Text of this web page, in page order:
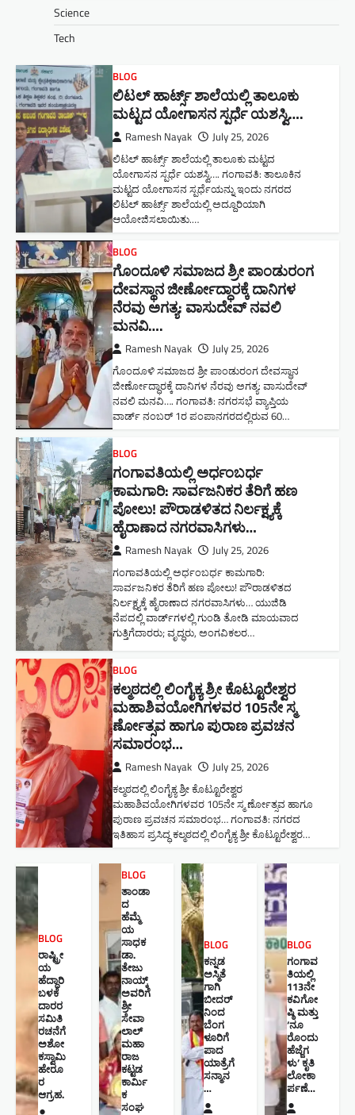
Science
Tech
BLOG
ಲಿಟಲ್ ಹಾರ್ಟ್ಸ್ ಶಾಲೆಯಲ್ಲಿ ತಾಲೂಕು
ಮಟ್ಟದ ಯೋಗಾಸನ ಸ್ಪರ್ಧೆ ಯಶಸ್ವಿ….
Ramesh Nayak July 25, 2026
ಲಿಟಲ್ ಹಾರ್ಟ್ಸ್ ಶಾಲೆಯಲ್ಲಿ ತಾಲೂಕು ಮಟ್ಟದ
ಯೋಗಾಸನ ಸ್ಪರ್ಧೆ ಯಶಸ್ವಿ…. ಗಂಗಾವತಿ: ತಾಲೂಕಿನ
ಮಟ್ಟದ ಯೋಗಾಸನ ಸ್ಪರ್ಧೆಯನ್ನು ಇಂದು ನಗರದ
ಲಿಟಲ್ ಹಾರ್ಟ್ಸ್ ಶಾಲೆಯಲ್ಲಿ ಅದ್ದೂರಿಯಾಗಿ
ಆಯೋಜಿಸಲಾಯಿತು.…
BLOG
ಗೊಂದೂಳಿ ಸಮಾಜದ ಶ್ರೀ ಪಾಂಡುರಂಗ
ದೇವಸ್ಥಾನ ಜೀರ್ಣೋದ್ಧಾರಕ್ಕೆ ದಾನಿಗಳ
ನೆರವು ಅಗತ್ಯ: ವಾಸುದೇವ್ ನವಲಿ
ಮನವಿ​….
Ramesh Nayak July 25, 2026
ಗೊಂದೂಳಿ ಸಮಾಜದ ಶ್ರೀ ಪಾಂಡುರಂಗ ದೇವಸ್ಥಾನ
ಜೀರ್ಣೋದ್ಧಾರಕ್ಕೆ ದಾನಿಗಳ ನೆರವು ಅಗತ್ಯ: ವಾಸುದೇವ್
ನವಲಿ ಮನವಿ​…. ಗಂಗಾವತಿ: ​ನಗರಸಭೆ ವ್ಯಾಪ್ತಿಯ
ವಾರ್ಡ್ ನಂಬರ್ 1ರ ಪಂಪಾನಗರದಲ್ಲಿರುವ 60…
BLOG
ಗಂಗಾವತಿಯಲ್ಲಿ ಅರ್ಧಂಬರ್ಧ
ಕಾಮಗಾರಿ: ಸಾರ್ವಜನಿಕರ ತೆರಿಗೆ ಹಣ
ಪೋಲು! ಪೌರಾಡಳಿತದ ನಿರ್ಲಕ್ಷ್ಯಕ್ಕೆ
ಹೈರಾಣಾದ ನಗರವಾಸಿಗಳು​…
Ramesh Nayak July 25, 2026
ಗಂಗಾವತಿಯಲ್ಲಿ ಅರ್ಧಂಬರ್ಧ ಕಾಮಗಾರಿ:
ಸಾರ್ವಜನಿಕರ ತೆರಿಗೆ ಹಣ ಪೋಲು! ಪೌರಾಡಳಿತದ
ನಿರ್ಲಕ್ಷ್ಯಕ್ಕೆ ಹೈರಾಣಾದ ನಗರವಾಸಿಗಳು​… ಯುಜಿಡಿ
ನೆಪದಲ್ಲಿ ವಾರ್ಡ್‌ಗಳಲ್ಲಿ ಗುಂಡಿ ತೋಡಿ ಮಾಯವಾದ
ಗುತ್ತಿಗೆದಾರರು; ವೃದ್ಧರು, ಅಂಗವಿಕಲರ…
BLOG
ಕಲ್ಮಠದಲ್ಲಿ ಲಿಂಗೈಕ್ಯ ಶ್ರೀ ಕೊಟ್ಟೂರೇಶ್ವರ
ಮಹಾಶಿವಯೋಗಿಗಳವರ 105ನೇ ಸ್ಮ
ರ್ಣೋತ್ಸವ ಹಾಗೂ ಪುರಾಣ ಪ್ರವಚನ
ಸಮಾರಂಭ​…
Ramesh Nayak July 25, 2026
ಕಲ್ಮಠದಲ್ಲಿ ಲಿಂಗೈಕ್ಯ ಶ್ರೀ ಕೊಟ್ಟೂರೇಶ್ವರ
ಮಹಾಶಿವಯೋಗಿಗಳವರ 105ನೇ ಸ್ಮ ರ್ಣೋತ್ಸವ ಹಾಗೂ
ಪುರಾಣ ಪ್ರವಚನ ಸಮಾರಂಭ​… ಗಂಗಾವತಿ: ನಗರದ
ಇತಿಹಾಸ ಪ್ರಸಿದ್ಧ ಕಲ್ಮಠದಲ್ಲಿ ಲಿಂಗೈಕ್ಯ ಶ್ರೀ ಕೊಟ್ಟೂರೇಶ್ವರ…
BLOG
ರಾಷ್ಟ್ರೀ
ಯ
ಹೆದ್ದಾರಿ
ಬಳಕೆ
ದಾರರ
ಸಮಿತಿ
ರಚನೆಗೆ
ಅಶೋ
ಕಸ್ವಾಮಿ
ಹೇರೂ
ರ
ಆಗ್ರಹ.
BLOG
ತಾಂಡಾ
ದ
ಹೆಮ್ಮೆ
ಯ
ಸಾಧಕ
ಡಾ.
ತೇಜು
ನಾಯ್ಕ್
ಅವರಿಗೆ
ಶ್ರೀ
ಸೇವಾ
ಲಾಲ್
ಮಹಾ
ರಾಜ
ಕಟ್ಟಡ
ಕಾರ್ಮಿ
ಕ
ಸಂಘ
BLOG
ಕನ್ನಡ
ಅಸ್ಮಿತೆ
ಗಾಗಿ
ಬೀದರ್
ನಿಂದ
ಬೆಂಗ
ಳೂರಿಗೆ
ಪಾದ
ಯಾತ್ರೆಗೆ
ಸನ್ಮಾನ
…
BLOG
ಗಂಗಾವ
ತಿಯಲ್ಲಿ
113ನೇ
ಕವಿಗೋ
ಷ್ಠಿ ಮತ್ತು
‘ನೂ
ರೊಂದು
ಹೆಜ್ಜೆಗ
ಳು’ ಕೃತಿ
ಲೋಕಾ
ರ್ಪಣೆ…